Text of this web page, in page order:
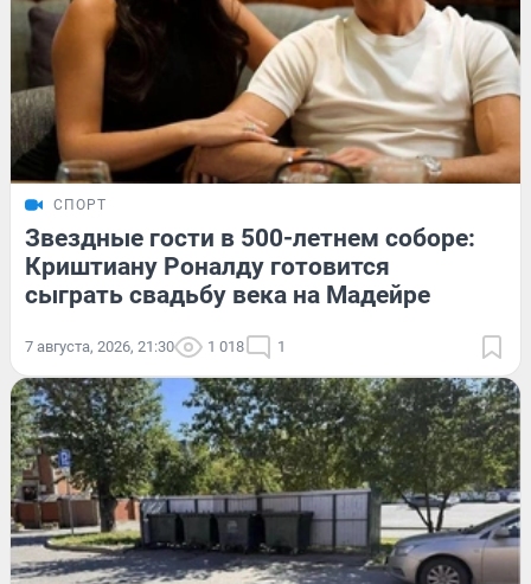
СПОРТ
Звездные гости в 500-летнем соборе:
Криштиану Роналду готовится
сыграть свадьбу века на Мадейре
7 августа, 2026, 21:30 1 018 1